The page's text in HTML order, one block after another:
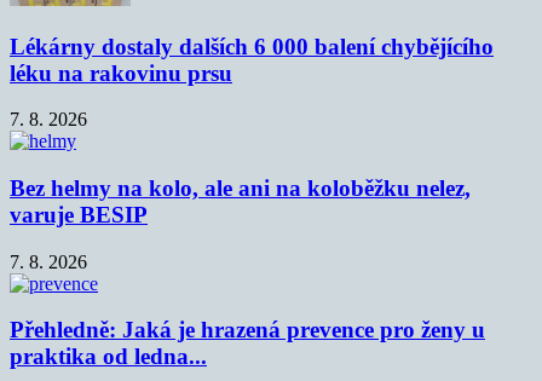
Lékárny dostaly dalších 6 000 balení chybějícího
léku na rakovinu prsu
7. 8. 2026
Bez helmy na kolo, ale ani na koloběžku nelez,
varuje BESIP
7. 8. 2026
Přehledně: Jaká je hrazená prevence pro ženy u
praktika od ledna...